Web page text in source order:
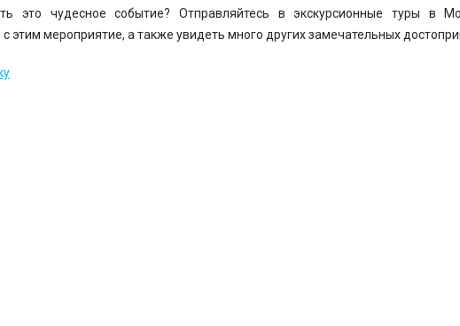
это чудесное событие? Отправляйтесь в экскурсионные туры в
этим мероприятие, а также увидеть много других замечательных